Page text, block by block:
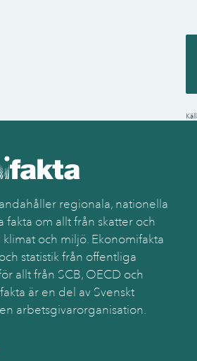
regionala, nationella
fakta om allt från skatter och
och miljö. Ekonomifakta
statistik från offentliga
allt från SCB, OECD och
är en del av Svenskt
arbetsgivarorganisation.